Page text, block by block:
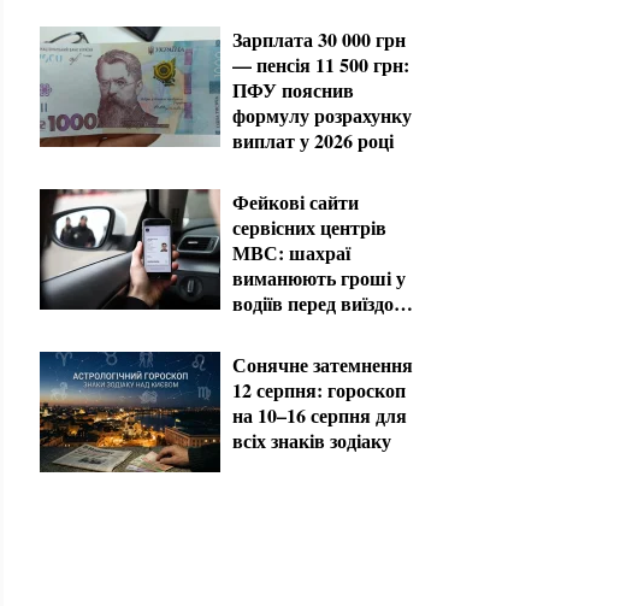
Зарплата 30 000 грн
— пенсія 11 500 грн:
ПФУ пояснив
формулу розрахунку
виплат у 2026 році
Фейкові сайти
сервісних центрів
МВС: шахраї
виманюють гроші у
водіїв перед виїздом
Сонячне затемнення
12 серпня: гороскоп
на 10–16 серпня для
всіх знаків зодіаку